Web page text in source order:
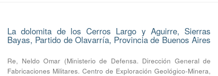
La dolomita de los Cerros Largo y Aguirre, Sierras
Bayas, Partido de Olavarría, Provincia de Buenos Aires
Re, Neldo Omar (Ministerio de Defensa. Dirección General de
Fabricaciones Militares. Centro de Exploración Geológico-Minera,